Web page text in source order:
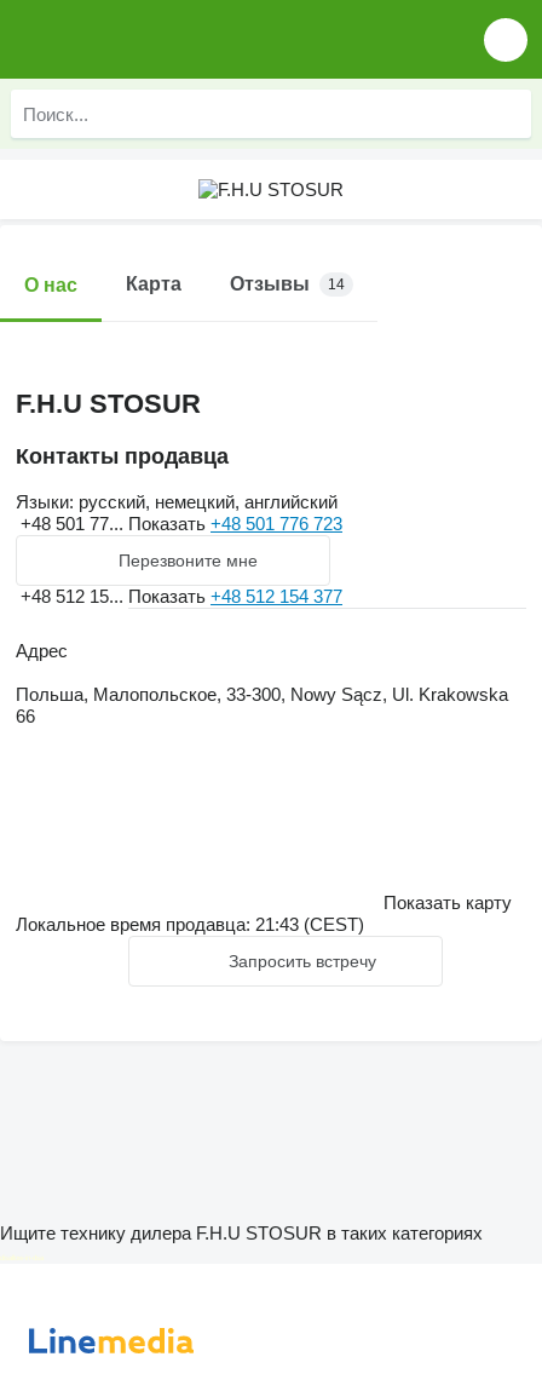
О нас Карта Отзывы 14
F.H.U STOSUR
Контакты продавца
Языки: русский, немецкий, английский
+48 501 77... Показать +48 501 776 723
Перезвоните мне
+48 512 15... Показать +48 512 154 377
Адрес
Польша, Малопольское, 33-300, Nowy Sącz, Ul. Krakowska
66
Показать карту
Локальное время продавца: 21:43 (CEST)
Запросить встречу
Ищите технику дилера F.H.U STOSUR в таких категориях
disallow-in-dsa